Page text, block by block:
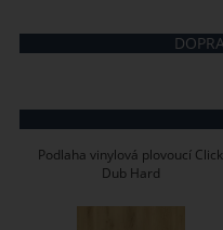
Podlaha vinylová plovoucí Click
Dub Hard